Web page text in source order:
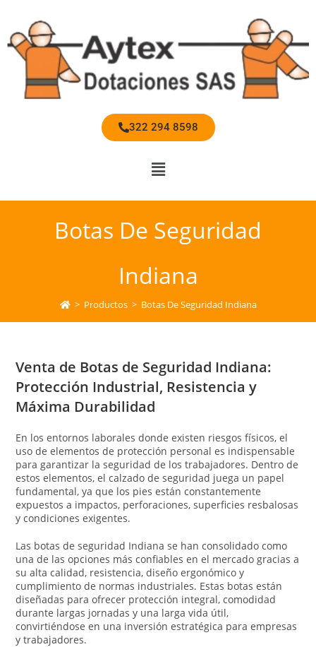
322 294 8598
Botas De Seguridad
Indiana
> Productos > Botas De Seguridad Indiana
Venta de Botas de Seguridad Indiana:
Protección Industrial, Resistencia y
Máxima Durabilidad
En los entornos laborales donde existen riesgos físicos, el
uso de elementos de protección personal es indispensable
para garantizar la seguridad de los trabajadores. Dentro de
estos elementos, el calzado de seguridad juega un papel
fundamental, ya que los pies están constantemente
expuestos a impactos, perforaciones, superficies resbalosas
y condiciones exigentes.
Las botas de seguridad Indiana se han consolidado como
una de las opciones más confiables en el mercado gracias a
su alta calidad, resistencia, diseño ergonómico y
cumplimiento de normas industriales. Estas botas están
diseñadas para ofrecer protección integral, comodidad
durante largas jornadas y una larga vida útil,
convirtiéndose en una inversión estratégica para empresas
y trabajadores.